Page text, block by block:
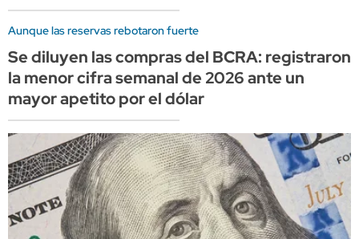
Aunque las reservas rebotaron fuerte
Se diluyen las compras del BCRA: registraron
la menor cifra semanal de 2026 ante un
mayor apetito por el dólar